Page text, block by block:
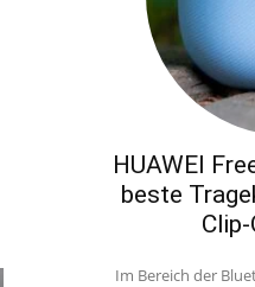
HUAWEI
beste
Im Bereich der